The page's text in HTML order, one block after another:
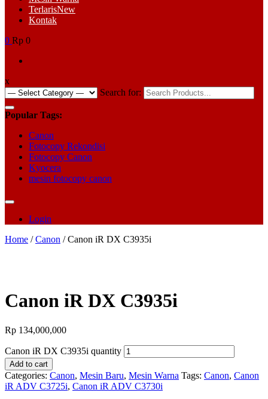
TerlarisNew
Kontak
0 Rp 0
x
Search for:
Popular Tags:
Canon
Fotocopy Rekondisi
Fotocopy Canon
Kyocera
mesin fotocopy canon
Login
Home /Canon / Canon iR DX C3935i
Canon iR DX C3935i
Rp 134,000,000
Canon iR DX C3935i quantity
Add to cart
Categories: Canon, Mesin Baru, Mesin Warna Tags: Canon, Canon
iR ADV C3725i, Canon iR ADV C3730i